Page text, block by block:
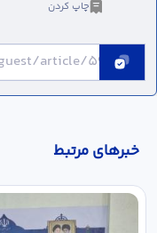
چاپ کردن
خبر‌های مرتبط